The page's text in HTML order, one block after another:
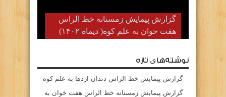
گزارش پیمایش زمستانه خط الراس
هفت خوان به علم کوه( دیماه ۱۴۰۲)
نوشته‌های تازه
گزارش پیمایش خط الراس دندان اژدها به علم کوه
گزارش پیمایش زمستانه خط الراس هفت خوان به